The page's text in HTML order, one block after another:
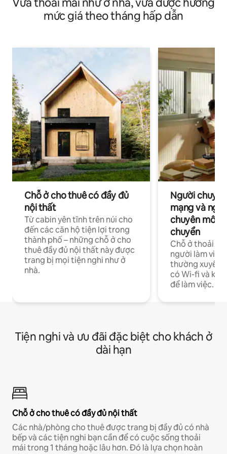
mức giá theo tháng hấp dẫn
Chỗ ở cho thuê có đầy đủ
nội thất
Từ cabin yên tĩnh trên núi cho
đến các căn hộ tiện lợi trong
thành phố – những chỗ ở cho
thuê đầy đủ nội thất này được
trang bị mọi tiện nghi như ở
nhà.
Người
mạng và
chuyên môn
chuyển
Chỗ ở thoải
người làm việc
thường xuyên
có Wi-fi và
để làm việc.
Tiện nghi và ưu đãi đặc biệt cho khách ở
dài hạn
Chỗ ở cho thuê có đầy đủ nội thất
Các nhà/phòng cho thuê được trang bị đầy đủ có nhà
bếp và các tiện nghi bạn cần để có cuộc sống thoải
mái trong 1 tháng hoặc lâu hơn. Đó là lựa chọn hoàn